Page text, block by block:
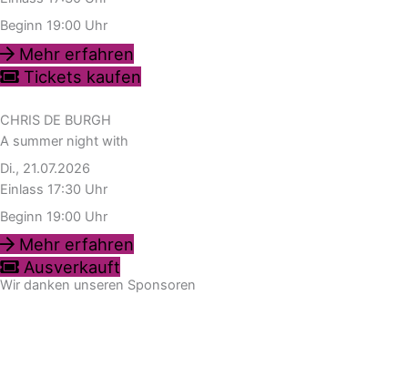
Beginn 19:00 Uhr
Mehr erfahren
Tickets kaufen
CHRIS DE BURGH
A summer night with
Di., 21.07.2026
Einlass 17:30 Uhr
Beginn 19:00 Uhr
Mehr erfahren
Ausverkauft
Wir danken unseren Sponsoren